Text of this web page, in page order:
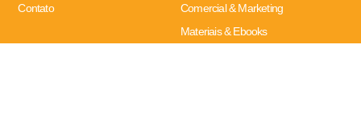
Contato
Comercial & Marketing
Materiais & Ebooks